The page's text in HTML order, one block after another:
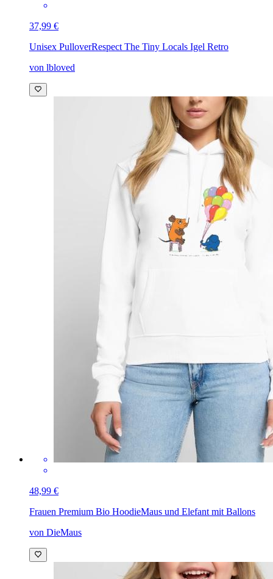
37,99 €
Unisex PulloverRespect The Tiny Locals Igel Retro
von lbloved
48,99 €
Frauen Premium Bio HoodieMaus und Elefant mit Ballons
von DieMaus